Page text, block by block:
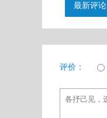
最新评论
评价：